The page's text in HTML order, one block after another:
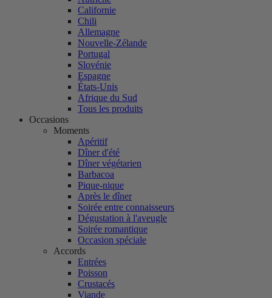
Californie
Chili
Allemagne
Nouvelle-Zélande
Portugal
Slovénie
Espagne
États-Unis
Afrique du Sud
Tous les produits
Occasions
Moments
Apéritif
Dîner d'été
Dîner végétarien
Barbacoa
Pique-nique
Après le dîner
Soirée entre connaisseurs
Dégustation à l'aveugle
Soirée romantique
Occasion spéciale
Accords
Entrées
Poisson
Crustacés
Viande